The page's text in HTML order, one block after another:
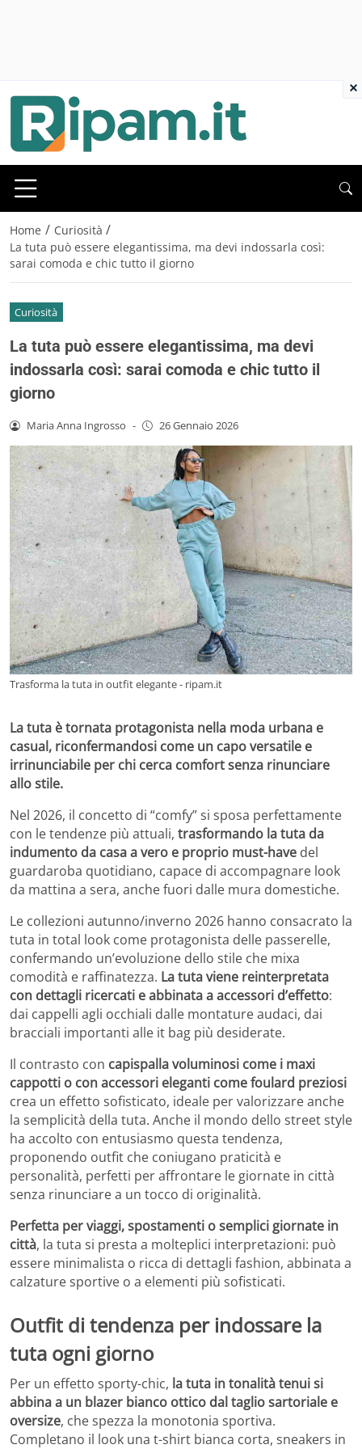
Home / Curiosità /
La tuta può essere elegantissima, ma devi indossarla così:
sarai comoda e chic tutto il giorno
Curiosità
La tuta può essere elegantissima, ma devi
indossarla così: sarai comoda e chic tutto il
giorno
Maria Anna Ingrosso - 26 Gennaio 2026
Trasforma la tuta in outfit elegante - ripam.it
La tuta è tornata protagonista nella moda urbana e
casual, riconfermandosi come un capo versatile e
irrinunciabile per chi cerca comfort senza rinunciare
allo stile.
Nel 2026, il concetto di “comfy” si sposa perfettamente
con le tendenze più attuali, trasformando la tuta da
indumento da casa a vero e proprio must-have del
guardaroba quotidiano, capace di accompagnare look
da mattina a sera, anche fuori dalle mura domestiche.
Le collezioni autunno/inverno 2026 hanno consacrato la
tuta in total look come protagonista delle passerelle,
confermando un’evoluzione dello stile che mixa
comodità e raffinatezza. La tuta viene reinterpretata
con dettagli ricercati e abbinata a accessori d’effetto:
dai cappelli agli occhiali dalle montature audaci, dai
bracciali importanti alle it bag più desiderate.
Il contrasto con capispalla voluminosi come i maxi
cappotti o con accessori eleganti come foulard preziosi
crea un effetto sofisticato, ideale per valorizzare anche
la semplicità della tuta. Anche il mondo dello street style
ha accolto con entusiasmo questa tendenza,
proponendo outfit che coniugano praticità e
personalità, perfetti per affrontare le giornate in città
senza rinunciare a un tocco di originalità.
Perfetta per viaggi, spostamenti o semplici giornate in
città, la tuta si presta a molteplici interpretazioni: può
essere minimalista o ricca di dettagli fashion, abbinata a
calzature sportive o a elementi più sofisticati.
Outfit di tendenza per indossare la
tuta ogni giorno
Per un effetto sporty-chic, la tuta in tonalità tenui si
abbina a un blazer bianco ottico dal taglio sartoriale e
oversize, che spezza la monotonia sportiva.
Completano il look una t-shirt bianca corta, sneakers in
×